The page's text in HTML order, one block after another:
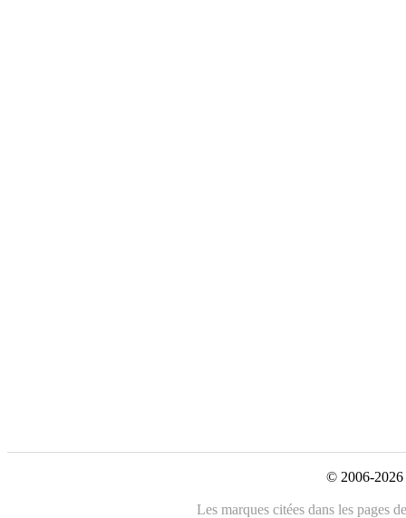
© 2006-2026
Les marques citées dans les pages